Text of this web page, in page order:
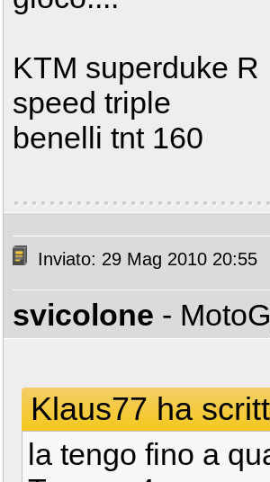
KTM superduke R
speed triple
benelli tnt 160
Inviato: 29 Mag 2010 20:55
svicolone -
Klaus77 ha
la tengo fino a